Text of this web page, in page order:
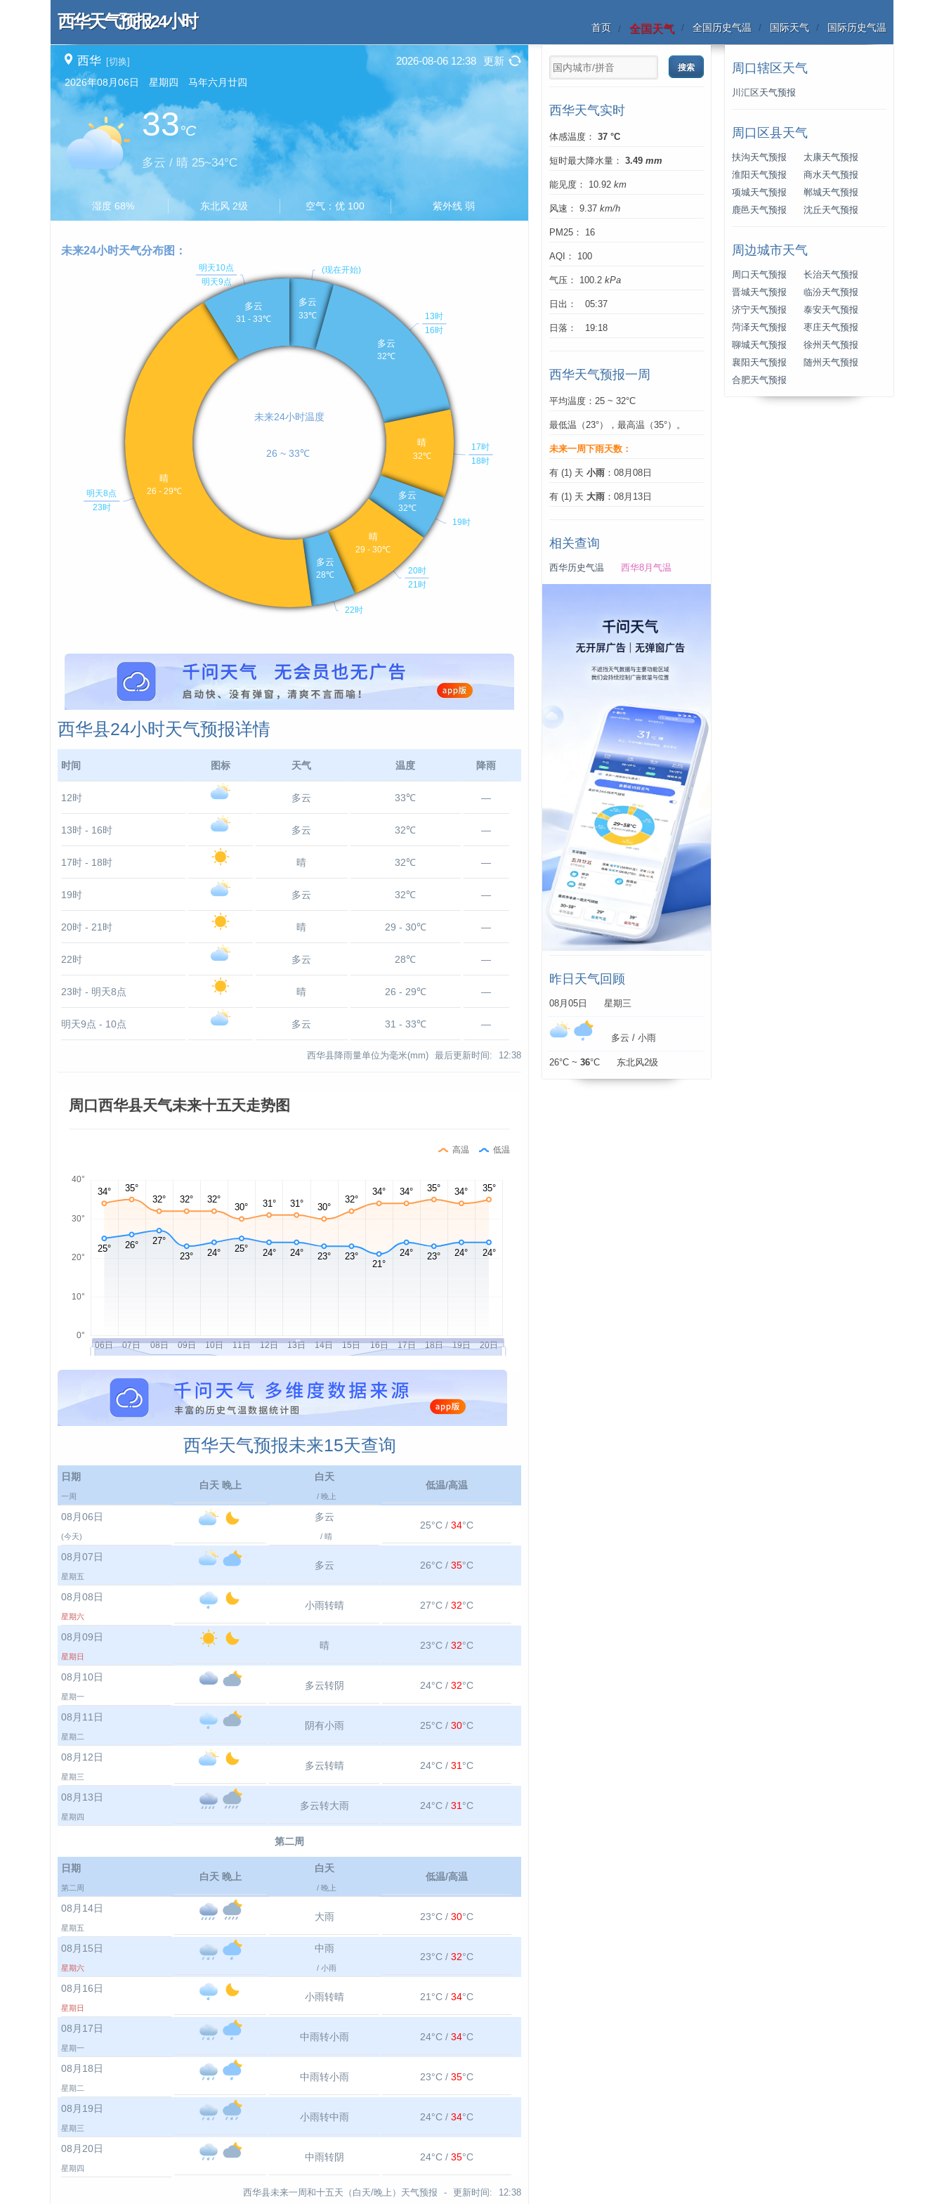
西华天气预报24小时 首页 全国天气 全国历史气温 国际天气 国际历史气温
西华 [切换] 2026-08-06 12:38 更新
2026年08月06日 星期四 马年六月廿四
33°C
多云 / 晴 25~34°C
湿度 68% 东北风 2级 空气：优 100 紫外线 弱
西华县24小时天气预报详情
时间 图标 天气 温度 降雨
12时 多云 33℃ —
13时 - 16时 多云 32℃ —
17时 - 18时 晴 32℃ —
19时 多云 32℃ —
20时 - 21时 晴 29 - 30℃ —
22时 多云 28℃ —
23时 - 明天8点 晴 26 - 29℃ —
明天9点 - 10点 多云 31 - 33℃ —
西华县降雨量单位为毫米(mm) 最后更新时间: 12:38
周口西华县天气未来十五天走势图
高温 低温
西华天气预报未来15天查询
日期
一周
白天 晚上
白天
/ 晚上
低温/高温
08月06日
(今天)
多云
/ 晴
25°C /34°C
08月07日
星期五
多云 26°C /35°C
08月08日
星期六
小雨转晴 27°C /32°C
08月09日
星期日
晴 23°C /32°C
08月10日
星期一
多云转阴 24°C /32°C
08月11日
星期二
阴有小雨 25°C /30°C
08月12日
星期三
多云转晴 24°C /31 °C
08月13日
星期四
多云转大雨 24°C /31 °C
第二周
日期
第二周
白天 晚上
白天
/ 晚上
低温/高温
08月14日
星期五
大雨 23°C /30°C
08月15日
星期六
中雨
/ 小雨
23°C /32°C
08月16日
星期日
小雨转晴 21°C /34°C
08月17日
星期一
中雨转小雨 24°C /34°C
08月18日
星期二
中雨转小雨 23°C /35°C
08月19日
星期三
小雨转中雨 24°C /34°C
08月20日
星期四
中雨转阴 24°C /35°C
西华县未来一周和十五天（白天/晚上）天气预报 - 更新时间: 12:38
西华天气实时
体感温度： 37 °C
短时最大降水量： 3.49 mm
能见度： 10.92 km
风速： 9.37 km/h
PM25： 16
AQI： 100
气压： 100.2 kPa
日出： 05:37
日落： 19:18
西华天气预报一周
平均温度：25 ~ 32°C
最低温（23°），最高温（35°）。
未来一周下雨天数：
有 (1) 天 小雨 ：08月08日
有 (1) 天 大雨 ：08月13日
相关查询
西华历史气温 西华8月气温
昨日天气回顾
08月05日 星期三
多云 / 小雨
26°C ~ 36°C 东北风2级
周口辖区天气
川汇区天气预报
周口区县天气
扶沟天气预报
太康天气预报
淮阳天气预报
商水天气预报
项城天气预报
郸城天气预报
鹿邑天气预报
沈丘天气预报
周边城市天气
周口天气预报
长治天气预报
晋城天气预报
临汾天气预报
济宁天气预报
泰安天气预报
菏泽天气预报
枣庄天气预报
聊城天气预报
徐州天气预报
襄阳天气预报
随州天气预报
合肥天气预报